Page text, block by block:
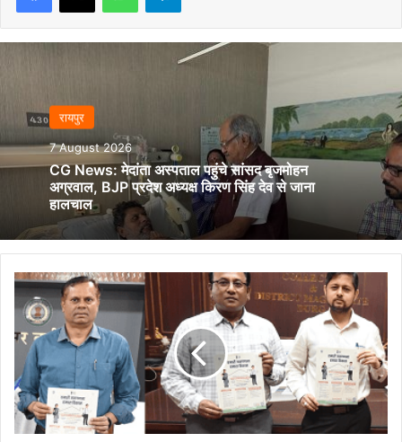
रायपुर
7 August 2026
CG News: मेदांता अस्पताल पहुंचे सांसद बृजमोहन
अग्रवाल, BJP प्रदेश अध्यक्ष किरण सिंह देव से जाना
हालचाल
संभाग
आयुक्त
और
कलेक्टर
भरा
ऑनलाइन
स्व
गणना